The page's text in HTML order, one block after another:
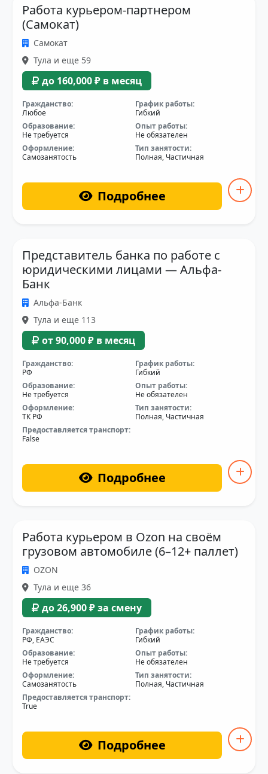
Работа курьером-партнером
(Самокат)
Самокат
Тула и еще 59
до 160,000 ₽ в месяц
Гражданство:
Любое
График работы:
Гибкий
Образование:
Не требуется
Опыт работы:
Не обязателен
Оформление:
Самозанятость
Тип занятости:
Полная, Частичная
Подробнее
Представитель банка по работе с
юридическими лицами — Альфа-
Банк
Альфа-Банк
Тула и еще 113
от 90,000 ₽ в месяц
Гражданство:
РФ
График работы:
Гибкий
Образование:
Не требуется
Опыт работы:
Не обязателен
Оформление:
ТК РФ
Тип занятости:
Полная, Частичная
Предоставляется транспорт:
False
Подробнее
Работа курьером в Ozon на своём
грузовом автомобиле (6–12+ паллет)
OZON
Тула и еще 36
до 26,900 ₽ за смену
Гражданство:
РФ, ЕАЭС
График работы:
Гибкий
Образование:
Не требуется
Опыт работы:
Не обязателен
Оформление:
Самозанятость
Тип занятости:
Полная, Частичная
Предоставляется транспорт:
True
Подробнее